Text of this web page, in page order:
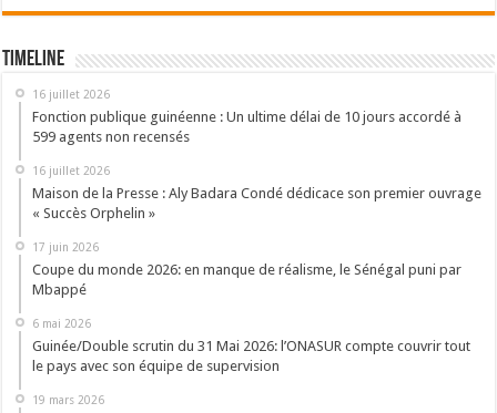
Timeline
16 juillet 2026
Fonction publique guinéenne : Un ultime délai de 10 jours accordé à
599 agents non recensés
16 juillet 2026
Maison de la Presse : Aly Badara Condé dédicace son premier ouvrage
« Succès Orphelin »
17 juin 2026
Coupe du monde 2026: en manque de réalisme, le Sénégal puni par
Mbappé
6 mai 2026
Guinée/Double scrutin du 31 Mai 2026: l’ONASUR compte couvrir tout
le pays avec son équipe de supervision
19 mars 2026